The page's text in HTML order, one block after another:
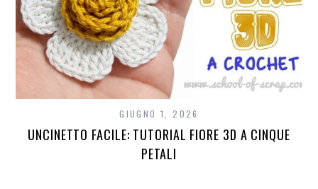
GIUGNO 1, 2026
UNCINETTO FACILE: TUTORIAL FIORE 3D A CINQUE
PETALI